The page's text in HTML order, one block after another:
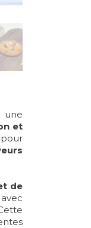
une
et
pour
de
avec